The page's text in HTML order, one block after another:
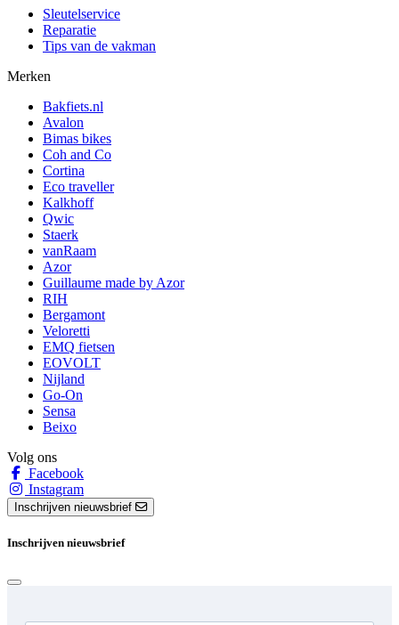
Sleutelservice
Reparatie
Tips van de vakman
Merken
Bakfiets.nl
Avalon
Bimas bikes
Coh and Co
Cortina
Eco traveller
Kalkhoff
Qwic
Staerk
vanRaam
Azor
Guillaume made by Azor
RIH
Bergamont
Veloretti
EMQ fietsen
EOVOLT
Nijland
Go-On
Sensa
Beixo
Volg ons
Facebook
Instagram
Inschrijven nieuwsbrief
Inschrijven nieuwsbrief